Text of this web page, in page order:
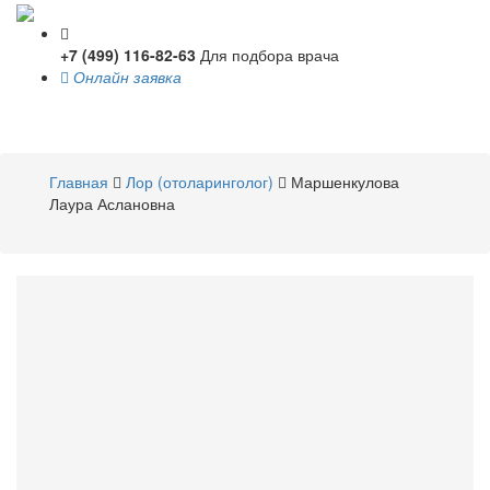
+7 (499) 116-82-63 Для подбора врача
Онлайн заявка
Главная
Лор (отоларинголог)
Маршенкулова
Лаура Аслановна